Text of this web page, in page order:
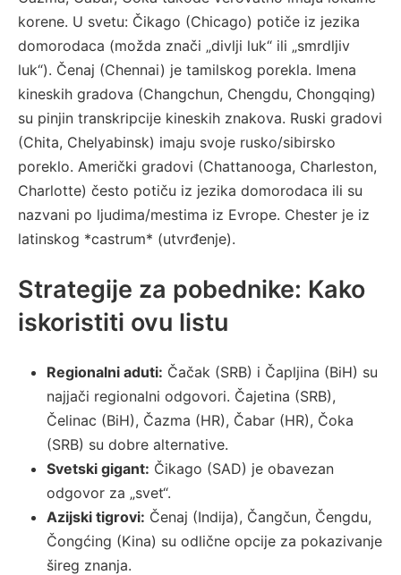
korene. U svetu: Čikago (Chicago) potiče iz jezika
domorodaca (možda znači „divlji luk“ ili „smrdljiv
luk“). Čenaj (Chennai) je tamilskog porekla. Imena
kineskih gradova (Changchun, Chengdu, Chongqing)
su pinjin transkripcije kineskih znakova. Ruski gradovi
(Chita, Chelyabinsk) imaju svoje rusko/sibirsko
poreklo. Američki gradovi (Chattanooga, Charleston,
Charlotte) često potiču iz jezika domorodaca ili su
nazvani po ljudima/mestima iz Evrope. Chester je iz
latinskog *castrum* (utvrđenje).
Strategije za pobednike: Kako
iskoristiti ovu listu
Regionalni aduti: Čačak (SRB) i Čapljina (BiH) su
najjači regionalni odgovori. Čajetina (SRB),
Čelinac (BiH), Čazma (HR), Čabar (HR), Čoka
(SRB) su dobre alternative.
Svetski gigant: Čikago (SAD) je obavezan
odgovor za „svet“.
Azijski tigrovi: Čenaj (Indija), Čangčun, Čengdu,
Čongćing (Kina) su odlične opcije za pokazivanje
šireg znanja.